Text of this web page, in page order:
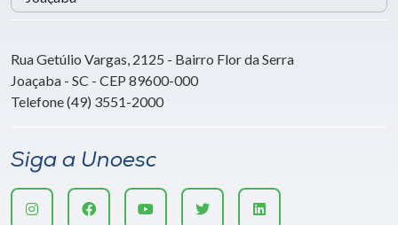
Rua Getúlio Vargas, 2125 - Bairro Flor da Serra
Joaçaba - SC - CEP 89600-000
Telefone (49) 3551-2000
Siga a Unoesc